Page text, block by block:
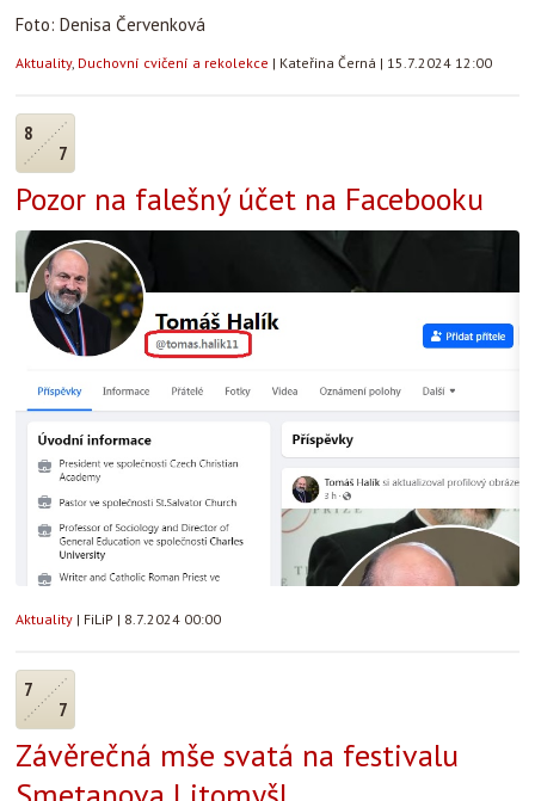
Foto: Denisa Červenková
Aktuality, Duchovní cvičení a rekolekce | Kateřina Černá | 15.7.2024 12:00
8
7
Pozor na falešný účet na Facebooku
Aktuality | FiLiP | 8.7.2024 00:00
7
7
Závěrečná mše svatá na festivalu